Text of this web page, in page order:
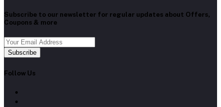
Subscribe to our newsletter for regular updates about Offers,
Coupons & more
Subscribe
Follow Us